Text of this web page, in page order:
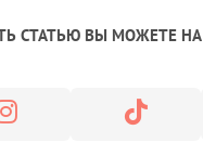
СТАТЬЮ ВЫ МОЖЕТЕ